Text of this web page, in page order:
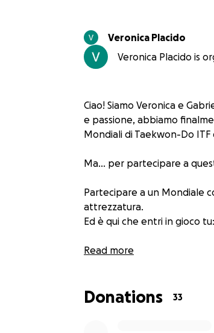
Veronica Placido
Veronica Placido is
Ciao! Siamo Veronica e
e passione, abbiamo
Mondiali di Taekwon-Do
Ma… per partecipare a
Partecipare a un Mondiale
attrezzatura.
Ed è qui che entri in gioco tu:
FATTI STAMPARE SULLA
Inviarci un'immagine (una
Read more
Donations 33